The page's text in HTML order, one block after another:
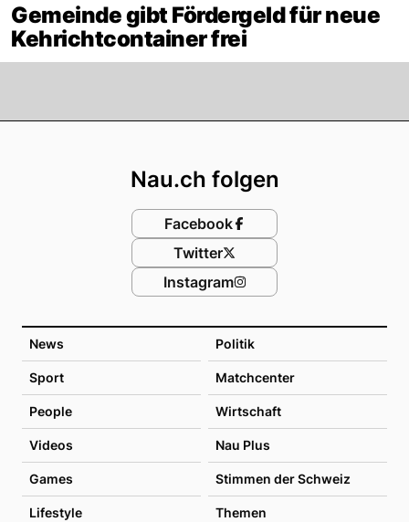
Gemeinde gibt Fördergeld für neue
Kehrichtcontainer frei
News Politik
Sport Matchcenter
People Wirtschaft
Videos Nau Plus
Games Stimmen der Schweiz
Lifestyle Themen
Nau.ch folgen
Facebook
Twitter
Instagram